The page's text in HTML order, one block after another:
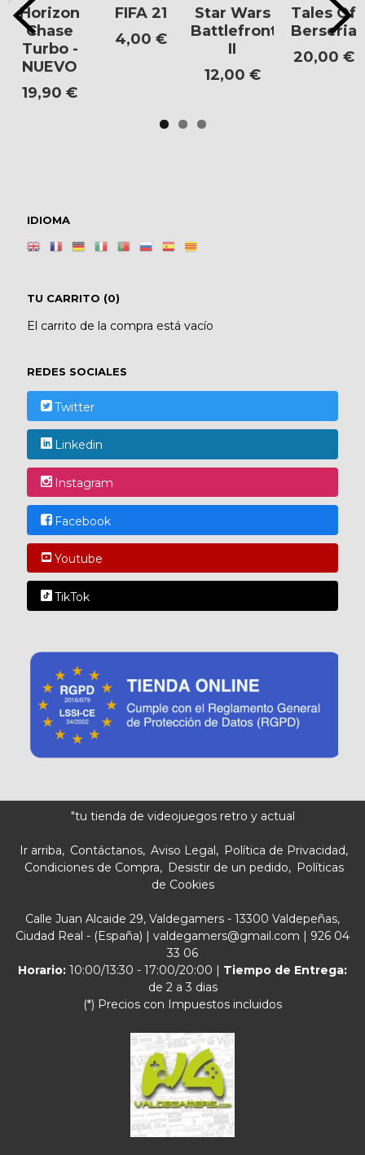
IDIOMA
TU CARRITO (0)
El carrito de la compra está vacío
REDES SOCIALES
Twitter
Linkedin
Instagram
Facebook
Youtube
TikTok
Horizon
Chase
Turbo -
NUEVO
19,90 €
FIFA 21
4,00 €
Star Wars
Battlefront
II
12,00 €
Tales Of
Berseria
20,00 €
"tu tienda de videojuegos retro y actual
Ir arriba Contáctanos Aviso Legal
Política de Privacidad
Condiciones de Compra
Desistir de un pedido
Políticas
de Cookies
Calle Juan Alcaide 29, Valdegamers - 13300 Valdepeñas,
Ciudad Real - (España) | valdegamers@gmail.com | 926 04
33 06
Horario: 10:00/13:30 - 17:00/20:00 | Tiempo de Entrega:
de 2 a 3 dias
(*) Precios con Impuestos incluidos